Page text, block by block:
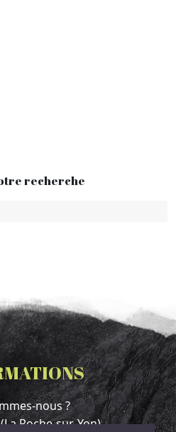
recherche
nous ?
Roche-sur-Yon)